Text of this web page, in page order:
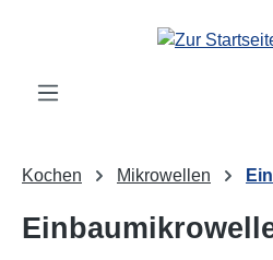
Zum Hauptinhalt springen
Kochen Mikrowellen